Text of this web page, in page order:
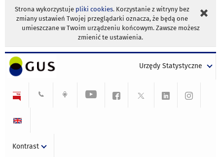
Strona wykorzystuje pliki cookies. Korzystanie z witryny bez
zmiany ustawień Twojej przeglądarki oznacza, że będą one
umieszczane w Twoim urządzeniu końcowym. Zawsze możesz
zmienić te ustawienia.
Urzędy Statystyczne
Kontrast